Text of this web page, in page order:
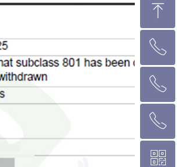
ꁸ
回到顶部
ꂅ
墨尔本热线 1300 039 646
ꂅ
悉 尼 热线 02 9282 9836
ꂅ
布里斯班热线 0426 456 158
ꀥ